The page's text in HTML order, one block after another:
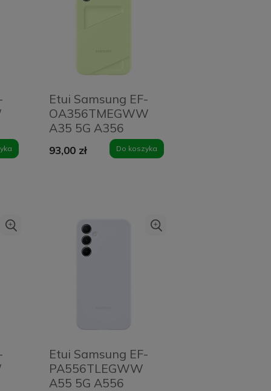
Etui Samsung EF-
OA356TMEGWW
A35 5G A356
limonka/lime Card
Slot Cover
93,00 zł Do koszyka
Etui Samsung EF-
PA556TLEGWW
A55 5G A556